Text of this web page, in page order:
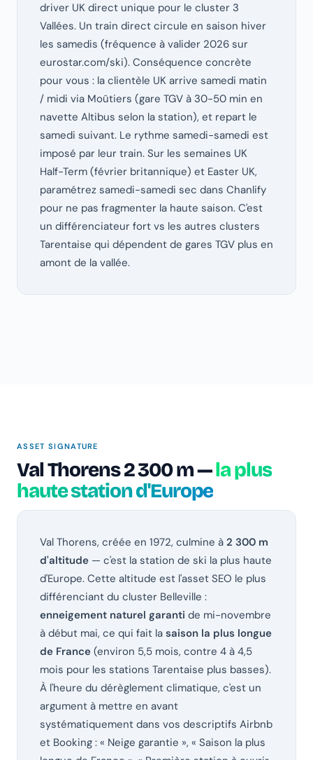
driver UK direct unique pour le cluster 3
Vallées. Un train direct circule en saison hiver
les samedis (fréquence à valider 2026 sur
eurostar.com/ski). Conséquence concrète
pour vous : la clientèle UK arrive samedi matin
/ midi via Moûtiers (gare TGV à 30-50 min en
navette Altibus selon la station), et repart le
samedi suivant. Le rythme samedi-samedi est
imposé par leur train. Sur les semaines UK
Half-Term (février britannique) et Easter UK,
paramétrez samedi-samedi sec dans Chanlify
pour ne pas fragmenter la haute saison. C'est
un différenciateur fort vs les autres clusters
Tarentaise qui dépendent de gares TGV plus en
amont de la vallée.
ASSET SIGNATURE
Val Thorens 2 300 m —la plus
haute station d'Europe
Val Thorens, créée en 1972, culmine à 2 300 m
d'altitude — c'est la station de ski la plus haute
d'Europe. Cette altitude est l'asset SEO le plus
différenciant du cluster Belleville :
enneigement naturel garanti de mi-novembre
à début mai, ce qui fait la saison la plus longue
de France (environ 5,5 mois, contre 4 à 4,5
mois pour les stations Tarentaise plus basses).
À l'heure du dérèglement climatique, c'est un
argument à mettre en avant
systématiquement dans vos descriptifs Airbnb
et Booking : « Neige garantie », « Saison la plus